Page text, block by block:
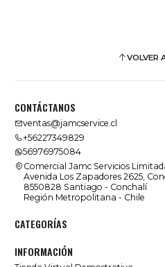
VOLVER
CONTÁCTANOS
ventas@jamcservice.cl
+56227349829
56976975084
Comercial Jamc Servicios
Avenida Los Zapadores 2625,
8550828 Santiago - Conchalí
Región Metropolitana - Chile
CATEGORÍAS
INFORMACIÓN